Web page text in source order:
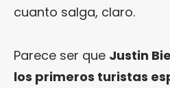
cuanto salga, claro.
Parece ser que Justin
los primeros turistas